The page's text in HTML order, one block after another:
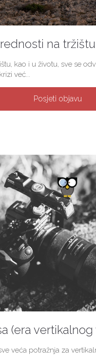
na tržištu
kao i u životu, sve se
već...
Posjeti objavu
(era vertikalnog
veća potražnja za